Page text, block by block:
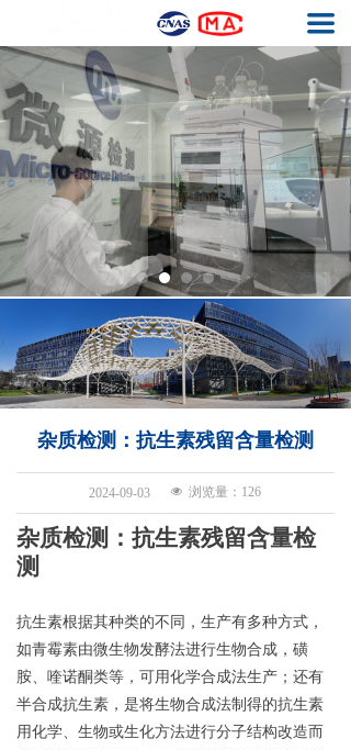
끀
基因毒性杂质检测
元素杂质检测
生物药工艺残留检测
结构确证
质量体系
联系我们
杂质检测：抗生素残留含量检测
杂质检测： 抗生素残留含量检
测
抗生素根据其种类的不同，生产有多种方式，
如青霉素由微生物发酵法进行生物合成，磺
胺、 喹诺酮类等，可用化学合成法生产；还有
半合成抗生素，是将生物合成法制得的抗生素
用化学、生物或生化方法进行分子结构改造而
2024-09-03 넶 浏览量： 126